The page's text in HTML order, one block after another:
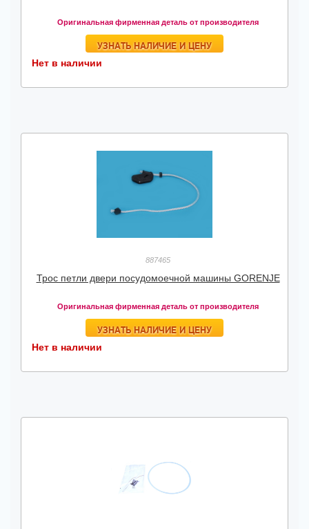
Оригинальная фирменная деталь от производителя
УЗНАТЬ НАЛИЧИЕ И ЦЕНУ
Нет в наличии
887465
Трос петли двери посудомоечной машины GORENJE
Оригинальная фирменная деталь от производителя
УЗНАТЬ НАЛИЧИЕ И ЦЕНУ
Нет в наличии